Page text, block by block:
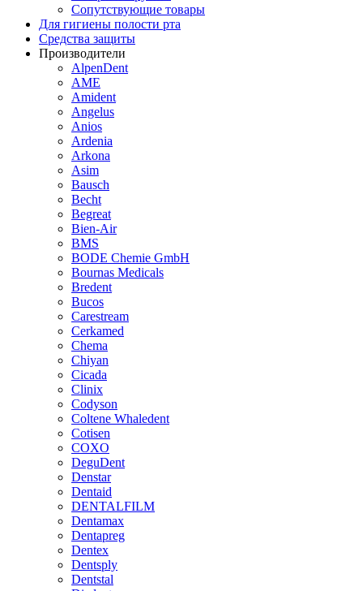
Сопутствующие товары
Для гигиены полости рта
Средства защиты
Производители
AlpenDent
AME
Amident
Angelus
Anios
Ardenia
Arkona
Asim
Bausch
Becht
Begreat
Bien-Air
BMS
BODE Chemie GmbH
Bournas Medicals
Bredent
Bucos
Carestream
Cerkamed
Chema
Chiyan
Cicada
Clinix
Codyson
Coltene Whaledent
Cotisen
COXO
DeguDent
Denstar
Dentaid
DENTALFILM
Dentamax
Dentapreg
Dentex
Dentsply
Dentstal